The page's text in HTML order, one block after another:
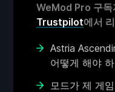
WeMod Pro 구독
Trustpilot에서
Astria
어떻게 해야
모드가 제 게